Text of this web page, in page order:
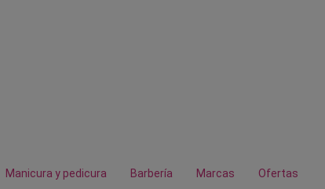
Manicura y pedicura Barbería Marcas Ofertas